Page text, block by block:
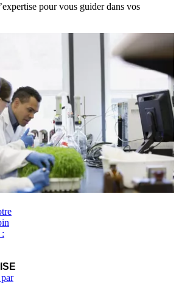
pour vous guider dans vos